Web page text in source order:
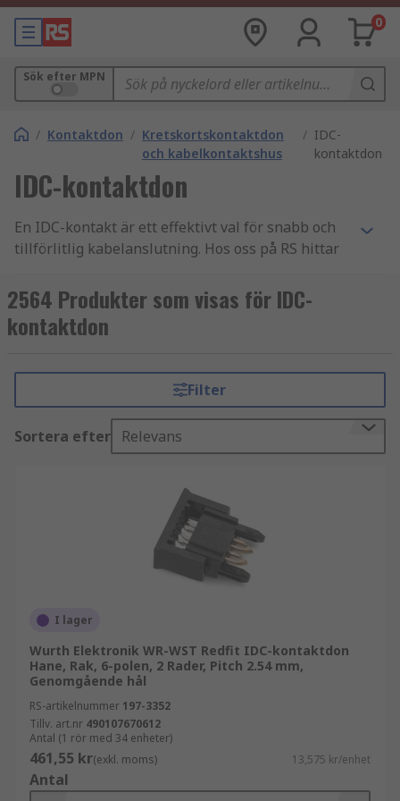
0
Sök efter MPN
/ Kontaktdon / Kretskortskontaktdon
och kabelkontaktshus
/ IDC-
kontaktdon
IDC-kontaktdon
En IDC-kontakt är ett effektivt val för snabb och
tillförlitlig kabelanslutning. Hos oss på RS hittar
Displacement Connector-lösningar för
professionell elektronik.
står för Insulation-Displacement Connector och
innebär att ledaren ansluts utan att kabeln
avisoleras. Kontakten pressas genom isoleringen
och skapar en säker elektrisk förbindelse. Det
ger jämn kvalitet och kortare monteringstid,
serieproduktion och industriella applikationer.
Inom elektronik nämns även IPC i samband med
standarder och riktlinjer för tillverkning och
kvalitet. IDC-kontakter används ofta i lösningar
är viktiga.
Användningsområden för IDC flatkabel-
kontaktIDC-kontakter används i många typer av
applikationer där kompakt och säker anslutning
krävs, till exempel:
Kretskort och intern kabeldragning
2564 Produkter som visas för IDC-
kontaktdon
Filter
Sortera efter Relevans
I lager
Wurth Elektronik WR-WST Redfit IDC-kontaktdon
Hane, Rak, 6-polen, 2 Rader, Pitch 2.54 mm,
Genomgående hål
RS-artikelnummer 197-3352
Tillv. art.nr 490107670612
Antal (1 rör med 34 enheter)
461,55 kr(exkl. moms) 13,575 kr/enhet
Antal